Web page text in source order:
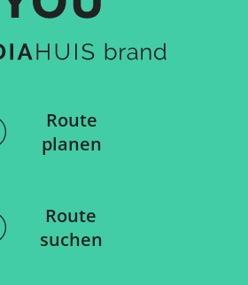
Route
planen
Route
suchen